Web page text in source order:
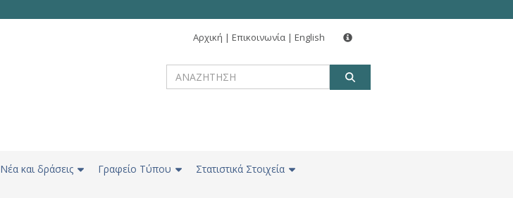
Αρχική | Επικοινωνία | English
Νέα και δράσεις Γραφείο Τύπου Στατιστικά Στοιχεία